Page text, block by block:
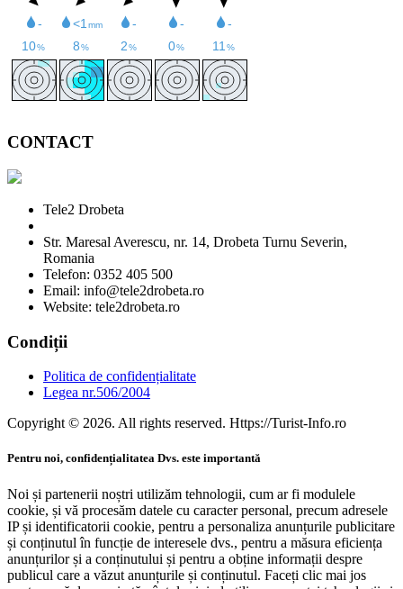
CONTACT
Tele2 Drobeta
Str. Maresal Averescu, nr. 14, Drobeta Turnu Severin,
Romania
Telefon: 0352 405 500
Email: info@tele2drobeta.ro
Website: tele2drobeta.ro
Condiții
Politica de confidențialitate
Legea nr.506/2004
Copyright © 2026. All rights reserved. Https://Turist-Info.ro
Pentru noi, confidențialitatea Dvs. este importantă
Noi și partenerii noștri utilizăm tehnologii, cum ar fi modulele
cookie, și vă procesăm datele cu caracter personal, precum adresele
IP și identificatorii cookie, pentru a personaliza anunțurile publicitare
și conținutul în funcție de interesele dvs., pentru a măsura eficiența
anunțurilor și a conținutului și pentru a obține informații despre
publicul care a văzut anunțurile și conținutul. Faceți clic mai jos